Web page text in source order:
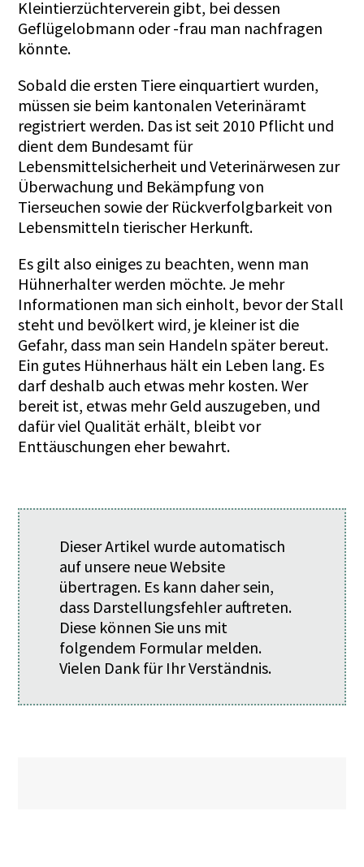
Kleintierzüchterverein gibt, bei dessen
Geflügelobmann oder -frau man nachfragen
könnte.
Sobald die ersten Tiere einquartiert wurden,
müssen sie beim kantonalen Veterinäramt
registriert werden. Das ist seit 2010 Pflicht und
dient dem Bundesamt für
Lebensmittelsicherheit und Veterinärwesen zur
Überwachung und Bekämpfung von
Tierseuchen sowie der Rückverfolgbarkeit von
Lebensmitteln tierischer Herkunft.
Es gilt also einiges zu beachten, wenn man
Hühnerhalter werden möchte. Je mehr
Informationen man sich einholt, bevor der Stall
steht und bevölkert wird, je kleiner ist die
Gefahr, dass man sein Handeln später bereut.
Ein gutes Hühnerhaus hält ein Leben lang. Es
darf deshalb auch etwas mehr kosten. Wer
bereit ist, etwas mehr Geld auszugeben, und
dafür viel Qualität erhält, bleibt vor
Enttäuschungen eher bewahrt.
Dieser Artikel wurde automatisch
auf unsere neue Website
übertragen. Es kann daher sein,
dass Darstellungsfehler auftreten.
Diese können Sie uns mit
folgendem Formularmelden.
Vielen Dank für Ihr Verständnis.